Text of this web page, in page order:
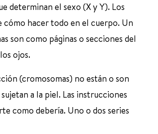
determinan el sexo (X y Y). Los
cómo hacer todo en el cuerpo. Un
son como páginas o secciones del
ojos.
(cromosomas) no están o son
a la piel. Las instrucciones
como debería. Uno o dos series